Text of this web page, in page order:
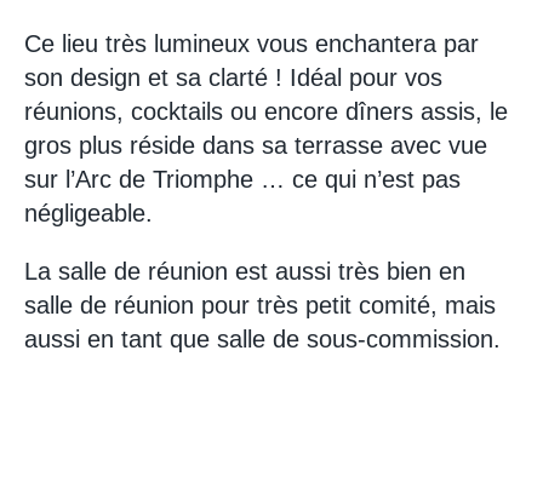
Ce lieu très lumineux vous enchantera par
son design et sa clarté ! Idéal pour vos
réunions, cocktails ou encore dîners assis, le
gros plus réside dans sa terrasse avec vue
sur l’Arc de Triomphe … ce qui n’est pas
négligeable.
La salle de réunion est aussi très bien en
salle de réunion pour très petit comité, mais
aussi en tant que salle de sous-commission.